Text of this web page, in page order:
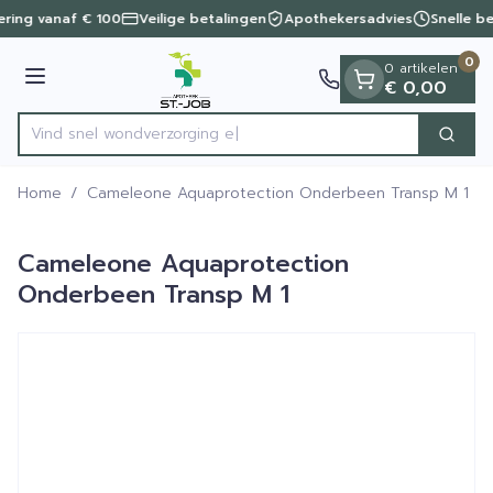
Ga naar de inhoud
1 van 1
vanaf € 100 Veilige betalingen Apothekersadvies Snelle
Menu
Product, merk, categorie...
Vind snel wondverz Zoek
0 artikelen
€ 0,00
0
Home / Cameleone Aquaprotection Onderbeen Transp M 1
Cameleone Aquaprotection
Onderbeen Transp M 1